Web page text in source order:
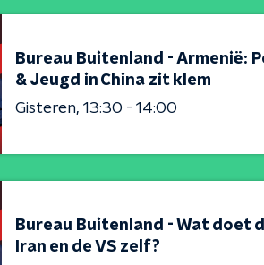
Bureau Buitenland - Armenië:
& Jeugd in China zit klem
Gisteren 13:30 - 14:00
Bureau Buitenland - Wat doet
Iran en de VS zelf?